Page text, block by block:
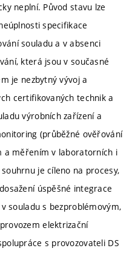
neplní. Původ stavu lze
specifikace
souladu a v absenci
která jsou v současné
je nezbytný vývoj a
certifikovaných technik a
výrobních zařízení a
(průběžné ověřování
a měřením v laboratorních i
je cíleno na procesy,
úspěšné integrace
souladu s bezproblémovým,
elektrizační
s provozovateli DS